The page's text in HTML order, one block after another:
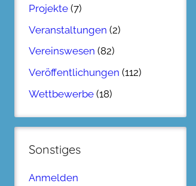
Projekte (7)
Veranstaltungen (2)
Vereinswesen (82)
Veröffentlichungen (112)
Wettbewerbe (18)
Sonstiges
Anmelden